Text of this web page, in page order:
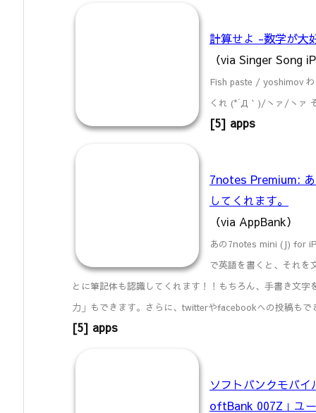
計算せよ -数学が大
（via Singer Song
Fish paste / yoshimov
くれ (*´Д｀)/ヽァ/ヽァ
[5] apps
7notes Premium:
してくれます。
（via AppBank）
あの7notes mini (J) for
で英語を書くと、それを
とに筆記体も認識してくれます！！もちろん、手書き文
力」もできます。さらに、twitterやfacebookへの投稿も
[5] apps
ソフトバンクモバ
oftBank 007Z」ユ